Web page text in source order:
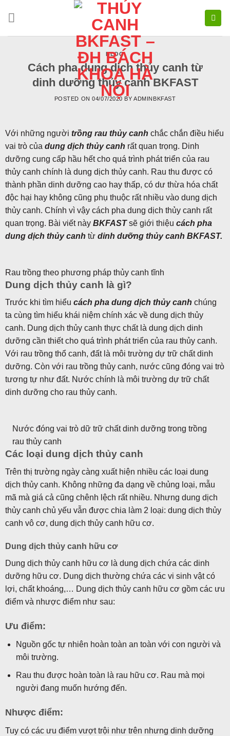
BLOG
Cách pha dung dịch thủy canh từ
dinh dưỡng thủy canh BKFAST
POSTED ON04/07/2020 BYADMINBKFAST
Với những người trồng rau thủy canh chắc chắn điều hiểu
vai trò của dung dịch thủy canh rất quan trọng. Dinh
dưỡng cung cấp hầu hết cho quá trình phát triển của rau
thủy canh chính là dung dịch thủy canh. Rau thu được có
thành phần dinh dưỡng cao hay thấp, có dư thừa hóa chất
độc hại hay không cũng phụ thuộc rất nhiều vào dung dịch
thủy canh. Chính vì vậy cách pha dung dịch thủy canh rất
quan trọng. Bài viết này BKFASTsẽ giới thiệu cách pha
dung dịch thủy canh từ dinh dưỡng thủy canh BKFAST.
Rau trồng theo phương pháp thủy canh tĩnh
Dung dịch thủy canh là gì?
Trước khi tìm hiểu cách pha dung dịch thủy canh chúng
ta cùng tìm hiểu khái niệm chính xác về dung dịch thủy
canh. Dung dịch thủy canh thực chất là dung dịch dinh
dưỡng cần thiết cho quá trình phát triển của rau thủy canh.
Với rau trồng thổ canh, đất là môi trường dự trữ chất dinh
dưỡng. Còn với rau trồng thủy canh, nước cũng đóng vai trò
tương tự như đất. Nước chính là môi trường dự trữ chất
dinh dưỡng cho rau thủy canh.
Nước đóng vai trò dữ trữ chất dinh dưỡng trong trồng
rau thủy canh
Các loại dung dịch thủy canh
Trên thị trường ngày càng xuất hiện nhiều các loại dung
dịch thủy canh. Không những đa dạng về chủng loại, mẫu
mã mà giá cả cũng chênh lệch rất nhiều. Nhưng dung dịch
thủy canh chủ yếu vẫn được chia làm 2 loại: dung dịch thủy
canh vô cơ, dung dịch thủy canh hữu cơ.
Dung dịch thủy canh hữu cơ
Dung dịch thủy canh hữu cơ là dung dịch chứa các dinh
dưỡng hữu cơ. Dung dịch thường chứa các vi sinh vật có
lợi, chất khoáng,… Dung dịch thủy canh hữu cơ gồm các ưu
điểm và nhược điểm như sau:
Ưu điểm:
Nguồn gốc tự nhiên hoàn toàn an toàn với con người và
môi trường.
Rau thu được hoàn toàn là rau hữu cơ. Rau mà mọi
người đang muốn hướng đến.
Nhược điểm:
Tuy có các ưu điểm vượt trội như trên nhưng dinh dưỡng